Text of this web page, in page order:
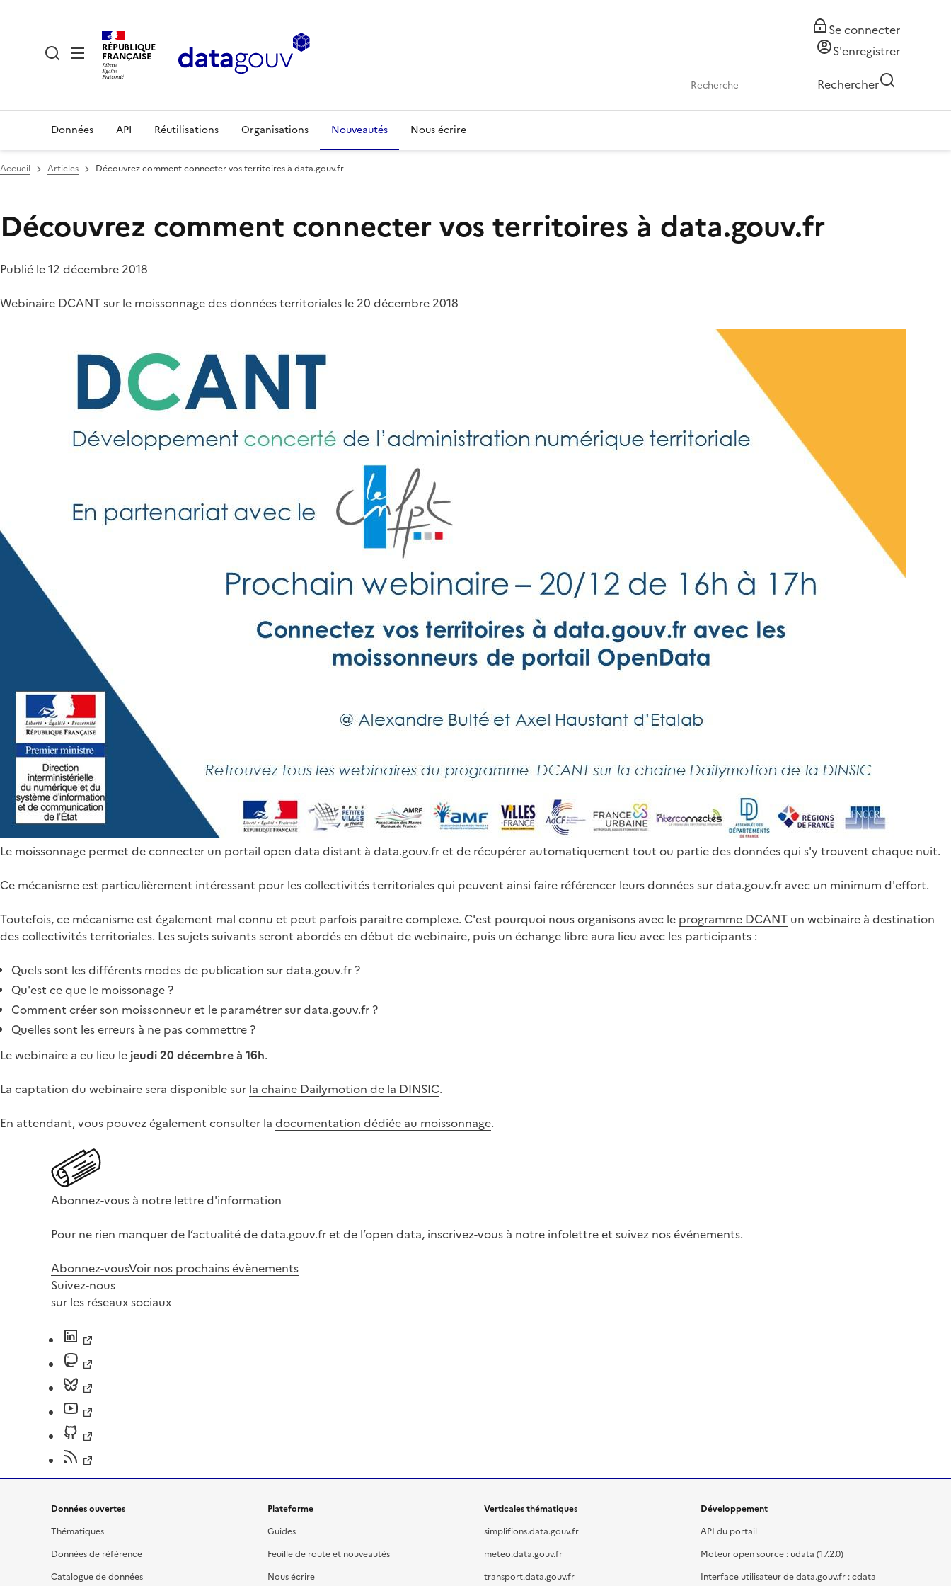
RÉPUBLIQUE
FRANÇAISE
Se connecter
S'enregistrer
Rechercher
Données API Réutilisations Organisations Nouveautés Nous écrire
Accueil Articles Découvrez comment connecter vos territoires à data.gouv.fr
Découvrez comment connecter vos territoires à data.gouv.fr
Publié le 12 décembre 2018
Webinaire DCANT sur le moissonnage des données territoriales le 20 décembre 2018
Le moissonnage permet de connecter un portail open data distant à data.gouv.fr et de récupérer automatiquement tout ou partie des données qui s'y trouvent chaque nuit.
Ce mécanisme est particulièrement intéressant pour les collectivités territoriales qui peuvent ainsi faire référencer leurs données sur data.gouv.fr avec un minimum d'effort.
Toutefois, ce mécanisme est également mal connu et peut parfois paraitre complexe. C'est pourquoi nous organisons avec le programme DCANT un webinaire à destination
des collectivités territoriales. Les sujets suivants seront abordés en début de webinaire, puis un échange libre aura lieu avec les participants :
Quels sont les différents modes de publication sur data.gouv.fr ?
Qu'est ce que le moissonage ?
Comment créer son moissonneur et le paramétrer sur data.gouv.fr ?
Quelles sont les erreurs à ne pas commettre ?
Le webinaire a eu lieu le jeudi 20 décembre à 16h.
La captation du webinaire sera disponible sur la chaine Dailymotion de la DINSIC.
En attendant, vous pouvez également consulter la documentation dédiée au moissonnage.
Abonnez-vous à notre lettre d'information
Pour ne rien manquer de l’actualité de data.gouv.fr et de l’open data, inscrivez-vous à notre infolettre et suivez nos événements.
Abonnez-vousVoir nos prochains évènements
Suivez-nous
sur les réseaux sociaux
Données ouvertes
Thématiques
Données de référence
Catalogue de données
Plateforme
Guides
Feuille de route et nouveautés
Nous écrire
Verticales thématiques
simplifions.data.gouv.fr
meteo.data.gouv.fr
transport.data.gouv.fr
Développement
API du portail
Moteur open source : udata (17.2.0)
Interface utilisateur de data.gouv.fr : cdata